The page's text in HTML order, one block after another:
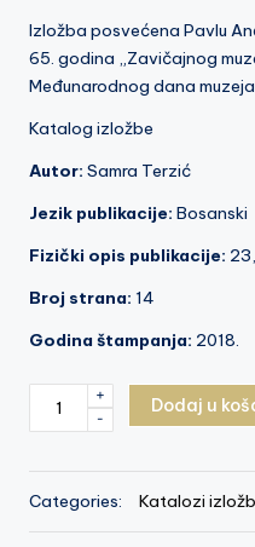
Izložba posvećena Pavlu
65. godina „Zavičajnog
Međunarodnog dana
Katalog izložbe
Autor: Samra Terzić
Jezik publikacije: Bosanski
Fizički opis publikacije:
Broj strana: 14
Godina štampanja: 2018.
bosanskim
srednjovjekovljem
–
-
+
Dodaj u
Categories: Katalozi